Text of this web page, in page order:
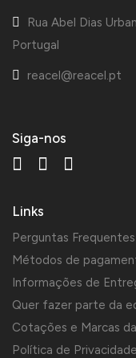
Rua Abel Dias
Portugal
reacel@reacel.pt
Siga-nos
Links
Perguntas Frequentes
Métodos de
Informações de
Quer fazer parte da
Cotações e Marcas
Política de